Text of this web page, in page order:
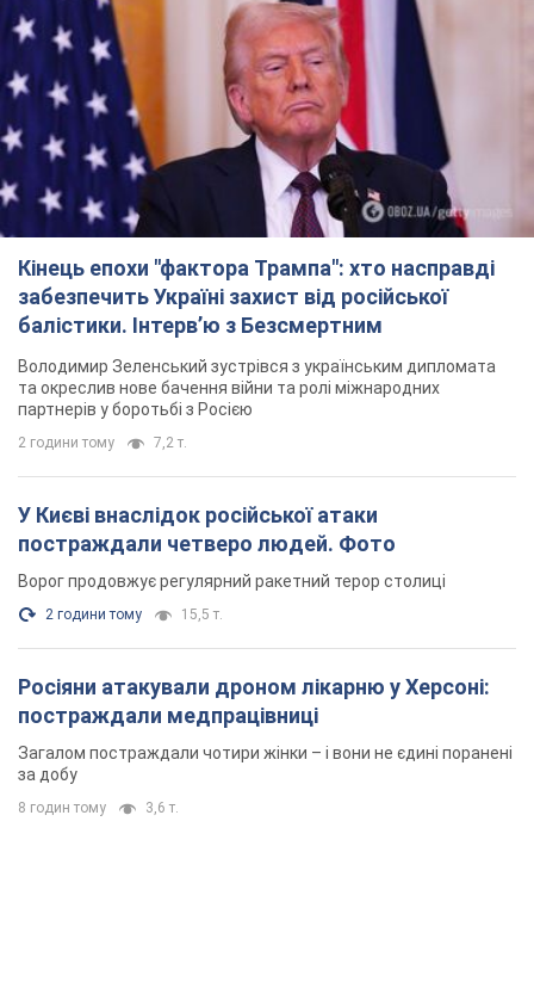
Кінець епохи "фактора Трампа": хто насправді
забезпечить Україні захист від російської
балістики. Інтерв’ю з Безсмертним
Володимир Зеленський зустрівся з українським дипломата
та окреслив нове бачення війни та ролі міжнародних
партнерів у боротьбі з Росією
2 години тому 7,2 т.
У Києві внаслідок російської атаки
постраждали четверо людей. Фото
Ворог продовжує регулярний ракетний терор столиці
2 години тому 15,5 т.
Росіяни атакували дроном лікарню у Херсоні:
постраждали медпрацівниці
Загалом постраждали чотири жінки – і вони не єдині поранені
за добу
8 годин тому 3,6 т.